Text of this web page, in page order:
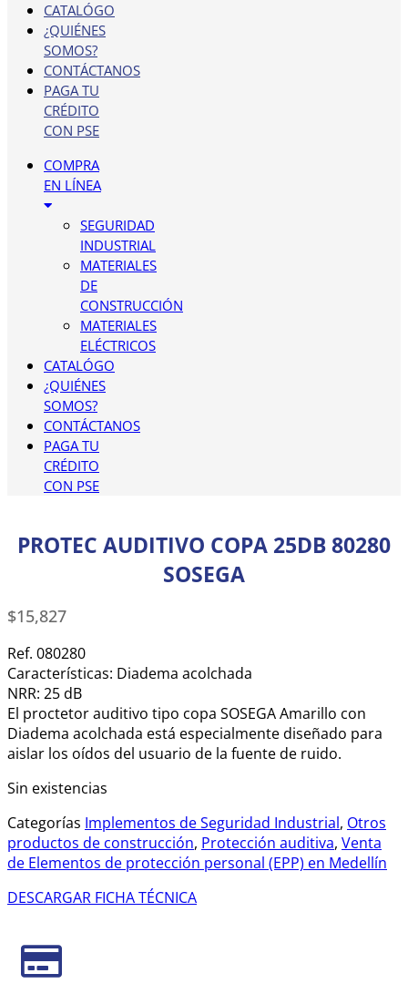
CATALÓGO
¿QUIÉNES
SOMOS?
CONTÁCTANOS
PAGA TU
CRÉDITO
CON PSE
COMPRA
EN LÍNEA
SEGURIDAD
INDUSTRIAL
MATERIALES
DE
CONSTRUCCIÓN
MATERIALES
ELÉCTRICOS
CATALÓGO
¿QUIÉNES
SOMOS?
CONTÁCTANOS
PAGA TU
CRÉDITO
CON PSE
PROTEC AUDITIVO COPA 25DB 80280
SOSEGA
$15,827
Ref. 080280
Características: Diadema acolchada
NRR: 25 dB
El proctetor auditivo tipo copa SOSEGA Amarillo con
Diadema acolchada está especialmente diseñado para
aislar los oídos del usuario de la fuente de ruido.
Sin existencias
Categorías Implementos de Seguridad Industrial, Otros
productos de construcción, Protección auditiva, Venta
de Elementos de protección personal (EPP) en Medellín
DESCARGAR FICHA TÉCNICA